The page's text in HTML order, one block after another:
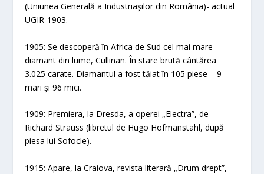
(Uniunea Generală a Industriașilor din România)- actual
UGIR-1903.
1905: Se descoperă în Africa de Sud cel mai mare
diamant din lume, Cullinan. În stare brută cântărea
3.025 carate. Diamantul a fost tăiat în 105 piese – 9
mari și 96 mici.
1909: Premiera, la Dresda, a operei „Electra”, de
Richard Strauss (libretul de Hugo Hofmanstahl, după
piesa lui Sofocle).
1915: Apare, la Craiova, revista literară „Drum drept”,